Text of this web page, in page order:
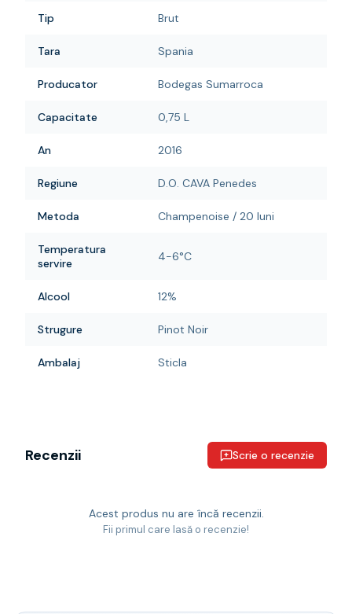
Tip Brut
Tara Spania
Producator Bodegas Sumarroca
Capacitate 0,75 L
An 2016
Regiune D.O. CAVA Penedes
Metoda Champenoise / 20 luni
Temperatura
servire
4-6°C
Alcool 12%
Strugure Pinot Noir
Ambalaj Sticla
Recenzii Scrie o recenzie
Acest produs nu are încă recenzii.
Fii primul care lasă o recenzie!